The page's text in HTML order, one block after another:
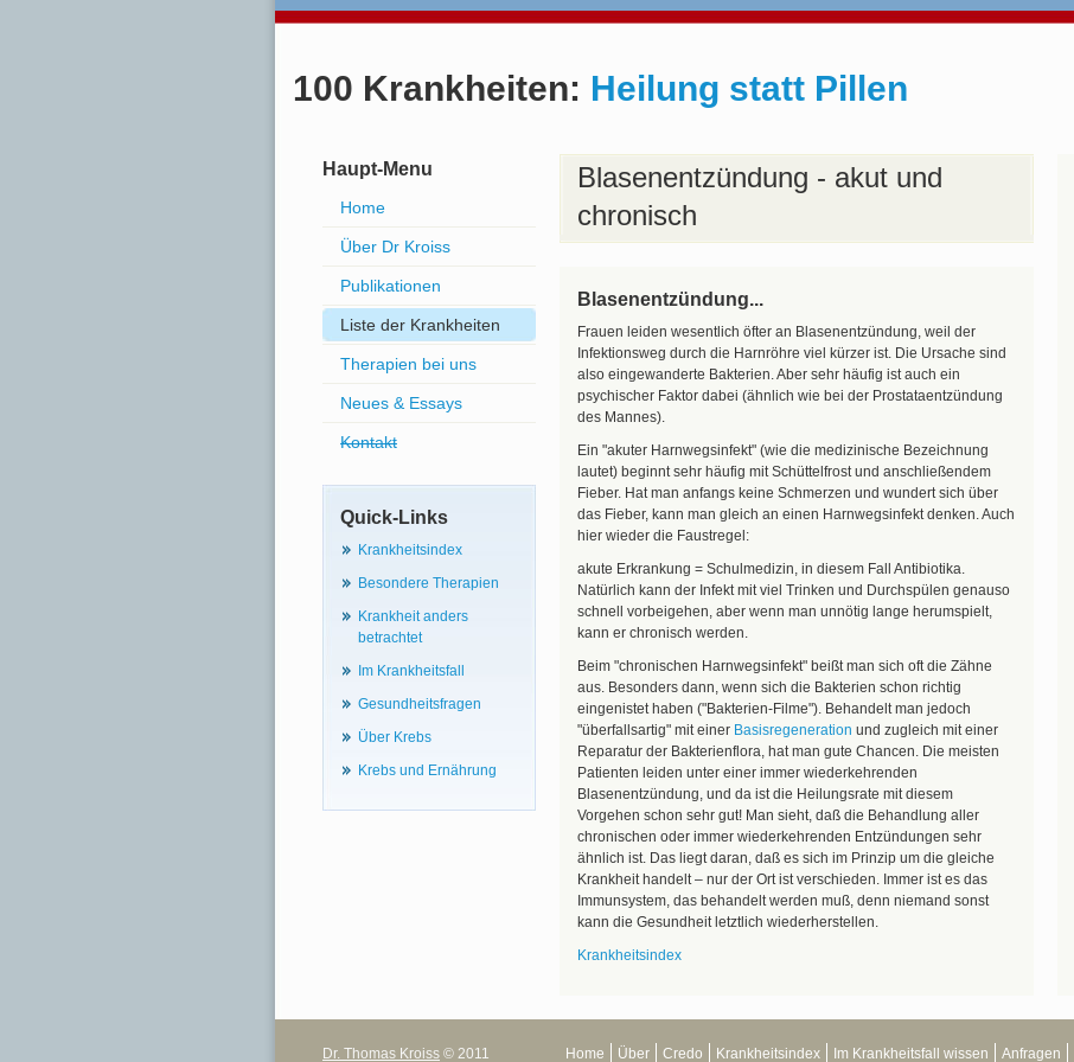
100 Krankheiten: Heilung statt Pillen
Haupt-Menu
Home
Über Dr Kroiss
Publikationen
Liste der Krankheiten
Therapien bei uns
Neues & Essays
Kontakt
Quick-Links
Krankheitsindex
Besondere Therapien
Krankheit anders
betrachtet
Im Krankheitsfall
Gesundheitsfragen
Über Krebs
Krebs und Ernährung
Blasenentzündung - akut und
chronisch
Blasenentzündung...
Frauen leiden wesentlich öfter an Blasenentzündung, weil der
Infektionsweg durch die Harnröhre viel kürzer ist. Die Ursache sind
also eingewanderte Bakterien. Aber sehr häufig ist auch ein
psychischer Faktor dabei (ähnlich wie bei der Prostataentzündung
des Mannes).
Ein "akuter Harnwegsinfekt" (wie die medizinische Bezeichnung
lautet) beginnt sehr häufig mit Schüttelfrost und anschließendem
Fieber. Hat man anfangs keine Schmerzen und wundert sich über
das Fieber, kann man gleich an einen Harnwegsinfekt denken. Auch
hier wieder die Faustregel:
akute Erkrankung = Schulmedizin, in diesem Fall Antibiotika.
Natürlich kann der Infekt mit viel Trinken und Durchspülen genauso
schnell vorbeigehen, aber wenn man unnötig lange herumspielt,
kann er chronisch werden.
Beim "chronischen Harnwegsinfekt" beißt man sich oft die Zähne
aus. Besonders dann, wenn sich die Bakterien schon richtig
eingenistet haben ("Bakterien-Filme"). Behandelt man jedoch
"überfallsartig" mit einer Basisregeneration und zugleich mit einer
Reparatur der Bakterienflora, hat man gute Chancen. Die meisten
Patienten leiden unter einer immer wiederkehrenden
Blasenentzündung, und da ist die Heilungsrate mit diesem
Vorgehen schon sehr gut! Man sieht, daß die Behandlung aller
chronischen oder immer wiederkehrenden Entzündungen sehr
ähnlich ist. Das liegt daran, daß es sich im Prinzip um die gleiche
Krankheit handelt – nur der Ort ist verschieden. Immer ist es das
Immunsystem, das behandelt werden muß, denn niemand sonst
kann die Gesundheit letztlich wiederherstellen.
Krankheitsindex
Dr. Thomas Kroiss © 2011 Home Über Credo Krankheitsindex Im Krankheitsfall wissen Anfragen